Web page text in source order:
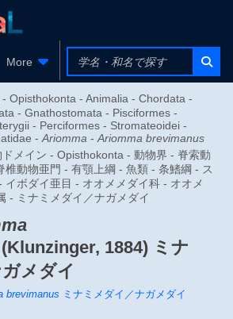
More
Opisthokonta - Animalia - Chordata -
- Gnathostomata - Pisciformes -
- Perciformes - Stromateoidei -
- Ariomma - Ariomma brevimanus
メイン - Opisthokonta - 動物界 - 脊索動
椎動物亜門 - 有顎上綱 - 魚類 - 条鰭綱 - ス
イボダイ亜目 - オオメメダイ科 - オオメ
- ミナミメダイ／ナガメダイ
(Klunzinger, 1884) ミナ
メダイ
brevimanus ミナミメダイ／ナガメダイ